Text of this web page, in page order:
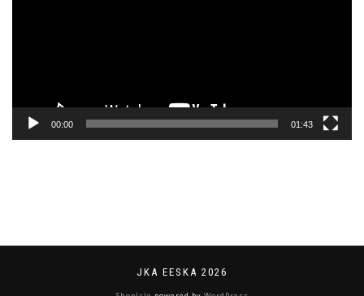
00:00 01:43
JKA EESKA 2026